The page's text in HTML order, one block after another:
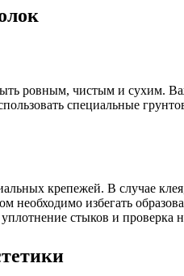
ровным, чистым и сухим.
специальные
крепежей. В случае
избегать
стыков и проверка